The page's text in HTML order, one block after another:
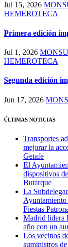
Jul 15, 2026
HEMEROTECA
Primera edición
Jul 1, 2026
HEMEROTECA
Segunda edición
Jun 17, 2026
ÚLTIMAS NOTICIAS
Transportes
mejorar la
Getafe
El
dispositivos
Butarque
La
Ayuntamiento
Fiestas
Madrid lidera
año con un
Los vecinos
suministros